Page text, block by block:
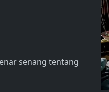
senang tentang